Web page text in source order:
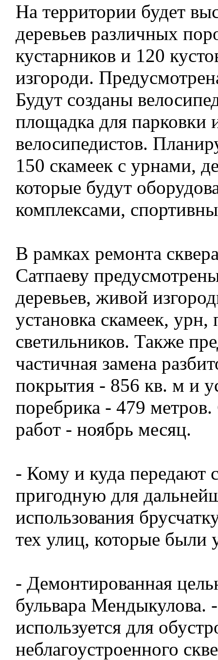
На территории будет
деревьев различных
кустарников и 120
изгороди.
Будут созданы
площадка для парковки
велосипедистов.
150 скамеек с урнами,
которые будут
комплексами,
В рамках ремонта
Сатпаеву
деревьев, живой
установка скамеек, урн,
светильников. Также
частичная замена
покрытия - 856 кв. м и
поребрика - 479
работ - ноябрь месяц.
- Кому и куда передают
пригодную для
использования
тех улиц, которые были
- Демонтированная
бульвара
используется для
неблагоустроенного